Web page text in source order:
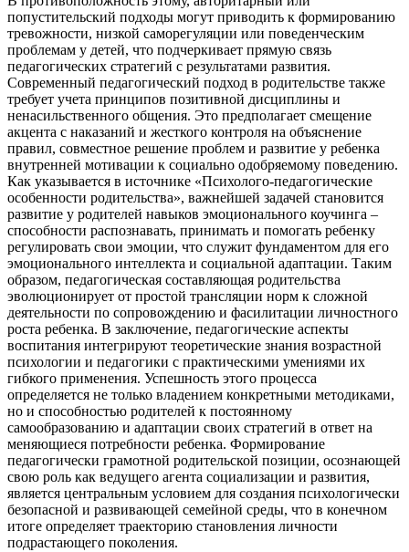
попустительский подходы могут приводить к формированию
тревожности, низкой саморегуляции или поведенческим
проблемам у детей, что подчеркивает прямую связь
педагогических стратегий с результатами развития.
Современный педагогический подход в родительстве также
требует учета принципов позитивной дисциплины и
ненасильственного общения. Это предполагает смещение
акцента с наказаний и жесткого контроля на объяснение
правил, совместное решение проблем и развитие у ребенка
внутренней мотивации к социально одобряемому поведению.
Как указывается в источнике «Психолого-педагогические
особенности родительства», важнейшей задачей становится
развитие у родителей навыков эмоционального коучинга –
способности распознавать, принимать и помогать ребенку
регулировать свои эмоции, что служит фундаментом для его
эмоционального интеллекта и социальной адаптации. Таким
образом, педагогическая составляющая родительства
эволюционирует от простой трансляции норм к сложной
деятельности по сопровождению и фасилитации личностного
роста ребенка. В заключение, педагогические аспекты
воспитания интегрируют теоретические знания возрастной
психологии и педагогики с практическими умениями их
гибкого применения. Успешность этого процесса
определяется не только владением конкретными методиками,
но и способностью родителей к постоянному
самообразованию и адаптации своих стратегий в ответ на
меняющиеся потребности ребенка. Формирование
педагогически грамотной родительской позиции, осознающей
свою роль как ведущего агента социализации и развития,
является центральным условием для создания психологически
безопасной и развивающей семейной среды, что в конечном
итоге определяет траекторию становления личности
подрастающего поколения.